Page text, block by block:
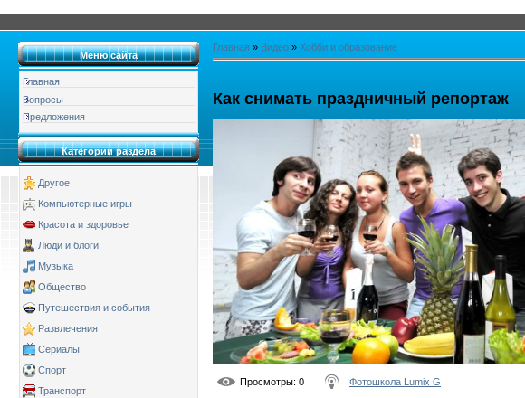
Меню сайта
Главная
Вопросы
Предложения
Категории раздела
Другое
Компьютерные игры
Красота и здоровье
Люди и блоги
Музыка
Общество
Путешествия и события
Развлечения
Сериалы
Спорт
Транспорт
Главная » Видео » Хобби и образование
Как снимать праздничный репортаж
Просмотры: 0 Фотошкола Lumix G